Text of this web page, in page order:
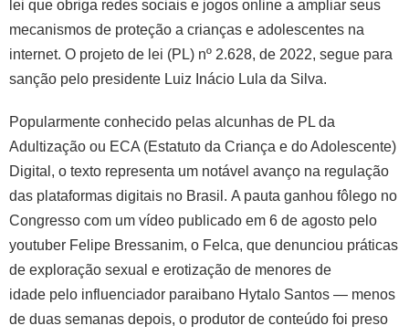
lei que obriga redes sociais e jogos online a ampliar seus
mecanismos de proteção a crianças e adolescentes na
internet. O projeto de lei (PL) nº 2.628, de 2022, segue para
sanção pelo presidente Luiz Inácio Lula da Silva.
Popularmente conhecido pelas alcunhas de PL da
Adultização ou ECA (Estatuto da Criança e do Adolescente)
Digital, o texto representa um notável avanço na regulação
das plataformas digitais no Brasil. A pauta ganhou fôlego no
Congresso com um vídeo publicado em 6 de agosto pelo
youtuber Felipe Bressanim, o Felca, que denunciou práticas
de exploração sexual e erotização de menores de
idade pelo influenciador paraibano Hytalo Santos — menos
de duas semanas depois, o produtor de conteúdo foi preso